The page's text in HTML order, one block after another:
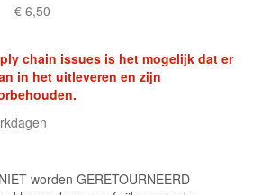
€ 6,50
chain issues is het mogelijk dat er
in het uitleveren en zijn
worden GERETOURNEERD